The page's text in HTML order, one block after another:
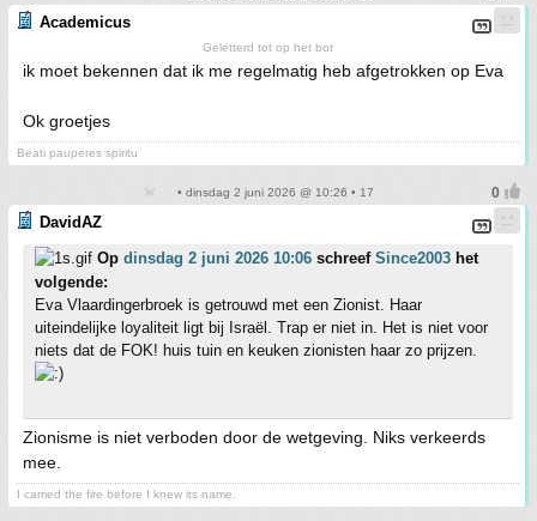
Academicus
Geletterd tot op het bot
ik moet bekennen dat ik me regelmatig heb afgetrokken op Eva
Ok groetjes
Beati pauperes spiritu
• dinsdag 2 juni 2026 @ 10:26 • 17
DavidAZ
Op dinsdag 2 juni 2026 10:06 schreef Since2003 het
volgende:
Eva Vlaardingerbroek is getrouwd met een Zionist. Haar
uiteindelijke loyaliteit ligt bij Israël. Trap er niet in. Het is niet voor
niets dat de FOK! huis tuin en keuken zionisten haar zo prijzen.
Zionisme is niet verboden door de wetgeving. Niks verkeerds
mee.
I carried the fire before I knew its name.